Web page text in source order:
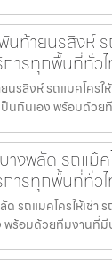
นท้ายนรสิงห์
การทุกพื้นที่ทั่ว
รสิงห์ รถแมคโครใ
ป็นกันเอง พร้อมด้ว
างพลัด รถแม็
การทุกพื้นที่ทั่ว
ด รถแมคโครให้เช่า
พร้อมด้วยทีมงานที่